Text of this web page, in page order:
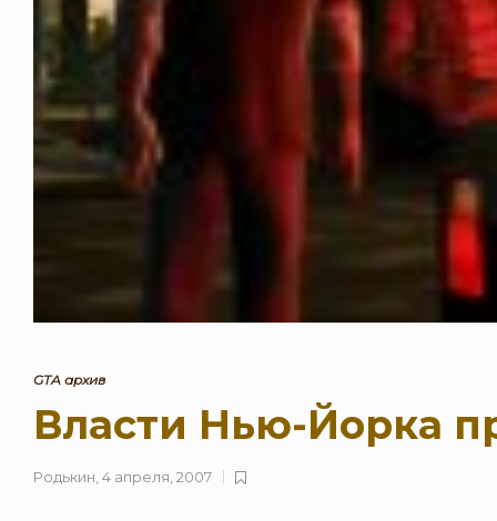
GTA архив
Власти Нью-Йорка
Родькин 4 апреля, 2007